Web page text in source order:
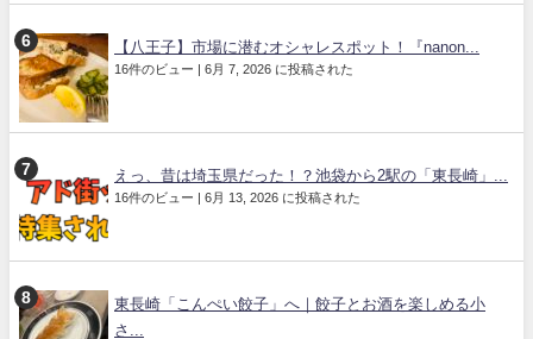
【八王子】市場に潜むオシャレスポット！『nanon...
16件のビュー | 6月 7, 2026 に投稿された
えっ、昔は埼玉県だった！？池袋から2駅の「東長崎」...
16件のビュー | 6月 13, 2026 に投稿された
東長崎「こんぺい餃子」へ｜餃子とお酒を楽しめる小
さ...